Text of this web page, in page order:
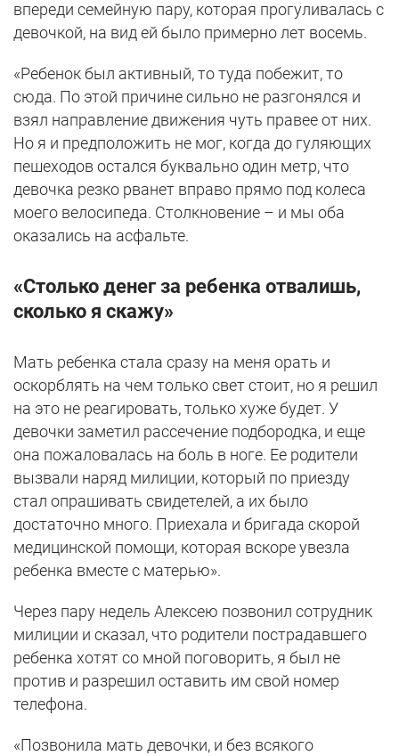
впереди семейную пару, которая прогуливалась с
девочкой, на вид ей было примерно лет восемь.
«Ребенок был активный, то туда побежит, то
сюда. По этой причине сильно не разгонялся и
взял направление движения чуть правее от них.
Но я и предположить не мог, когда до гуляющих
пешеходов остался буквально один метр, что
девочка резко рванет вправо прямо под колеса
моего велосипеда. Столкновение – и мы оба
оказались на асфальте.
«Столько денег за ребенка отвалишь,
сколько я скажу»
Мать ребенка стала сразу на меня орать и
оскорблять на чем только свет стоит, но я решил
на это не реагировать, только хуже будет. У
девочки заметил рассечение подбородка, и еще
она пожаловалась на боль в ноге. Ее родители
вызвали наряд милиции, который по приезду
стал опрашивать свидетелей, а их было
достаточно много. Приехала и бригада скорой
медицинской помощи, которая вскоре увезла
ребенка вместе с матерью».
Через пару недель Алексею позвонил сотрудник
милиции и сказал, что родители пострадавшего
ребенка хотят со мной поговорить, я был не
против и разрешил оставить им свой номер
телефона.
«Позвонила мать девочки, и без всякого